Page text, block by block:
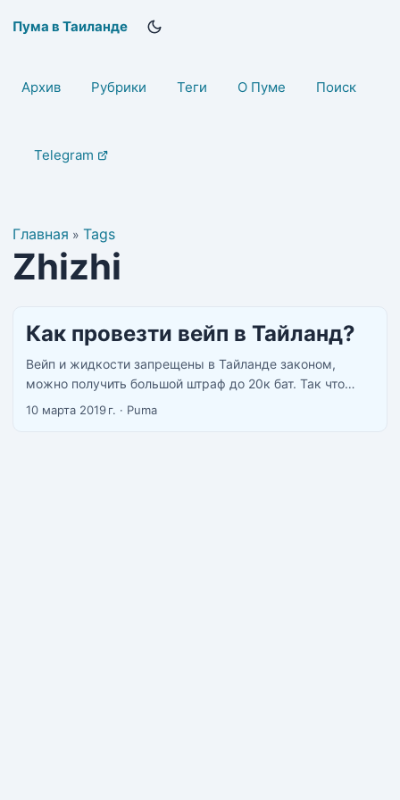
Пума в Таиланде
Архив Рубрики Теги О Пуме Поиск
Telegram
Главная » Tags
Zhizhi
Как провезти вейп в Тайланд?
Вейп и жидкости запрещены в Тайланде законом,
можно получить большой штраф до 20к бат. Так что
парите там где вас не видит полиция, в целом в Паттайе
10 марта 2019 г. · Puma